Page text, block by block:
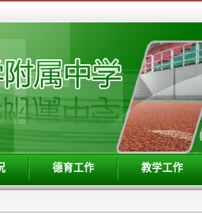
德育工作 教学工作